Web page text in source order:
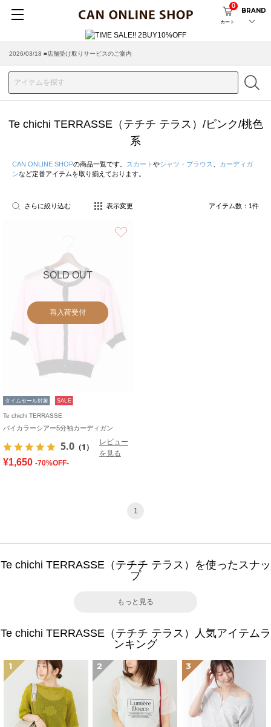
カート
0
BRAND
2026/03/18 ■店舗受け取りサービスのご案内
Te chichi TERRASSE（テチチ テラス）/ピンク/桃色
系
CAN ONLINE SHOPの商品一覧です。 スカート やシャツ・ブラウス
カーディガ
ンなど定番アイテムを取り揃えております。
さらに絞り込む 表示変更 アイテム数： 1件
SOLD OUT
再入荷受付
タイムセール対象 SALE
Te chichi TERRASSE
バイカラーシアー5分袖カーディガン
5.0 （1）
レビュー
を見る
¥1,650 -70%OFF-
1
Te chichi TERRASSE（テチチ テラス）を使ったスナッ
プ
もっと見る
Te chichi TERRASSE（テチチ テラス）人気アイテムラ
ンキング
1 2 3